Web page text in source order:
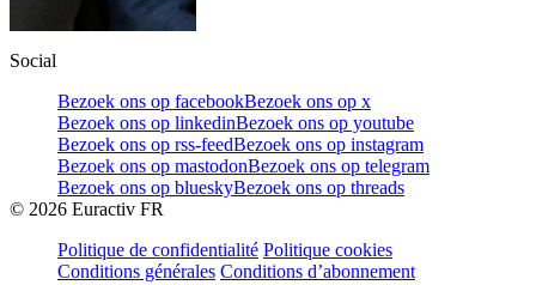
Social
Bezoek ons op facebookBezoek ons op x
Bezoek ons op linkedinBezoek ons op youtube
Bezoek ons op rss-feedBezoek ons op instagram
Bezoek ons op mastodonBezoek ons op telegram
Bezoek ons op blueskyBezoek ons op threads
© 2026 Euractiv FR
Politique de confidentialité Politique cookies
Conditions générales Conditions d’abonnement